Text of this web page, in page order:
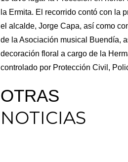
la Er­mi­ta. El recorrido contó con la
el alcalde, Jorge Capa, así como
de la Asociación musical Buendía,
decoración floral a cargo de la
controlado por Protección Civil,
OTRAS
NOTICIAS